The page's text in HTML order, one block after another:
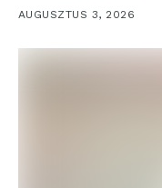
AUGUSZTUS 3, 2026